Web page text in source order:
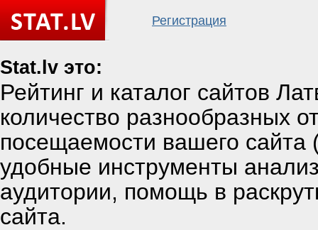
Регистрация
Stat.lv это:
Рейтинг и каталог сайтов
количество разнообразных
посещаемости вашего сайта
удобные инструменты
аудитории, помощь в
сайта.